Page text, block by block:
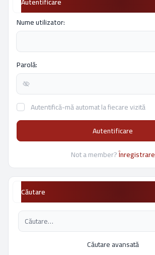
Nume utilizator:
Parolă:
Autentifică-mă automat la fiecare vizită
Autentificare
Not a member?Înregistrare
Căutare
Căutare avansată